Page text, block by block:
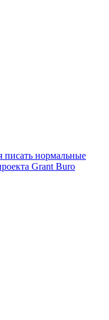
писать нормальные
Grant Buro